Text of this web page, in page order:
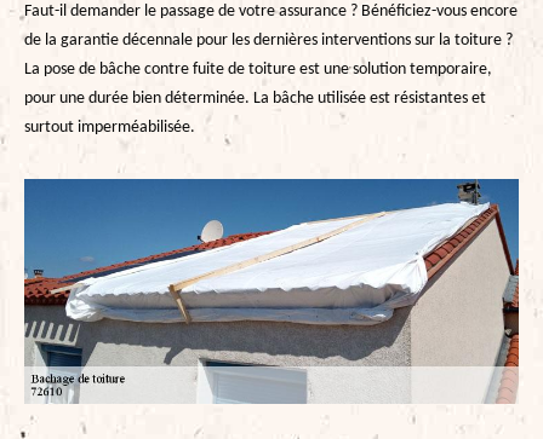
Faut-il demander le passage de votre assurance ? Bénéficiez-vous encore
de la garantie décennale pour les dernières interventions sur la toiture ?
La pose de bâche contre fuite de toiture est une solution temporaire,
pour une durée bien déterminée. La bâche utilisée est résistantes et
surtout imperméabilisée.